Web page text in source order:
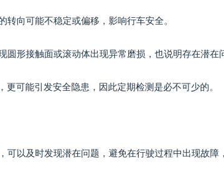
转向可能不稳定或偏移，影响行车安全。
圆形接触面或滚动体出现异常磨损，也说明存在潜在
可能引发安全隐患，因此定期检测是必不可少的。
可以及时发现潜在问题，避免在行驶过程中出现故障